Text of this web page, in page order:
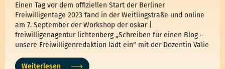
Einen Tag vor dem offiziellen Start der Berliner
Freiwilligentage 2023 fand in der Weitlingstraße und online
am 7. September der Workshop der oskar |
freiwilligenagentur lichtenberg „Schreiben für einen Blog –
unsere Freiwilligenredaktion lädt ein“ mit der Dozentin Valie
Tipps für tolle Texte erhalten!
Weiterlesen